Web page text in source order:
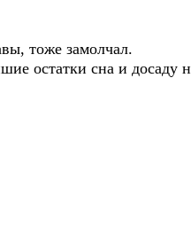
тоже замолчал.
остатки сна и досаду